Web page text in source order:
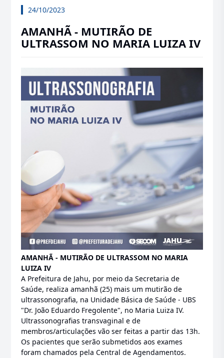
24/10/2023
AMANHÃ - MUTIRÃO DE
ULTRASSOM NO MARIA LUIZA IV
AMANHÃ - MUTIRÃO DE ULTRASSOM NO MARIA
LUIZA IV
A Prefeitura de Jahu, por meio da Secretaria de
Saúde, realiza amanhã (25) mais um mutirão de
ultrassonografia, na Unidade Básica de Saúde - UBS
"Dr. João Eduardo Fregolente", no Maria Luiza IV.
Ultrassonografias transvaginal e de
membros/articulações vão ser feitas a partir das 13h.
Os pacientes que serão submetidos aos exames
foram chamados pela Central de Agendamentos.